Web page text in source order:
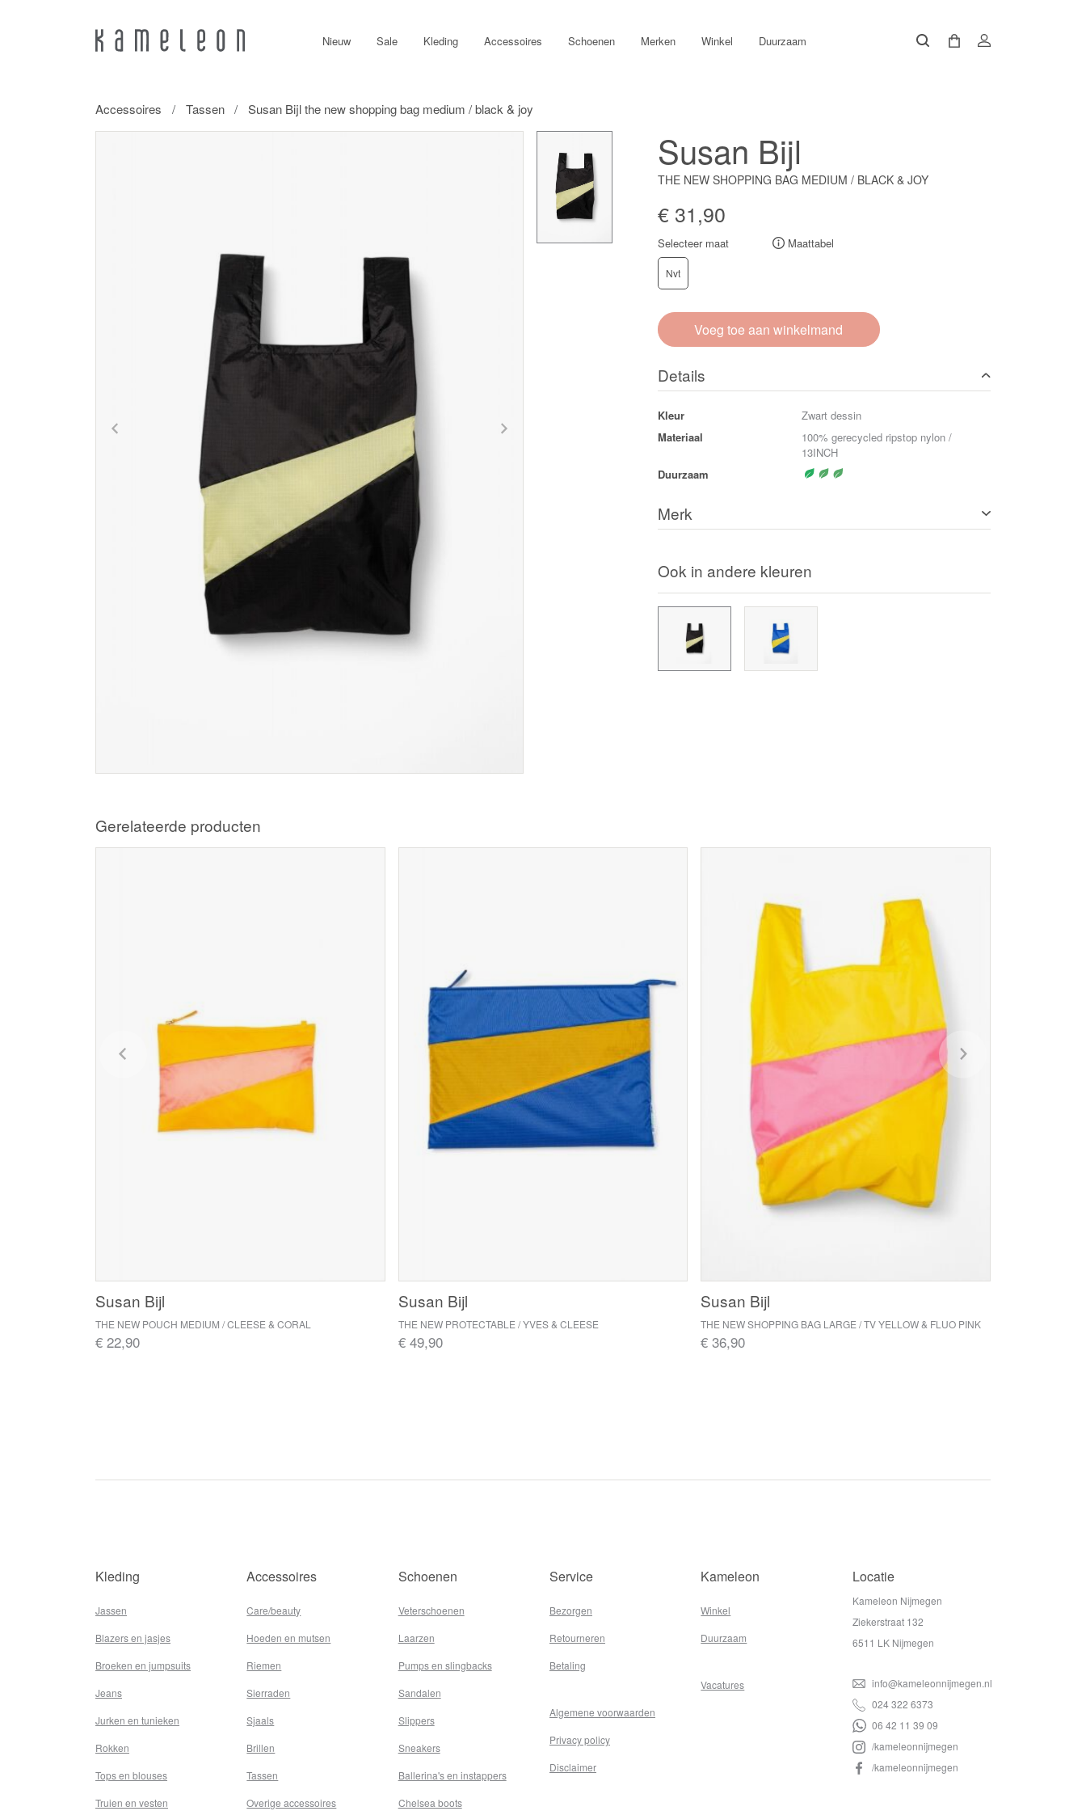
Nieuw Sale Kleding Accessoires Schoenen Merken Winkel Duurzaam
Accessoires Tassen Susan Bijl the new shopping bag medium / black & joy
Susan Bijl
THE NEW SHOPPING BAG MEDIUM / BLACK & JOY
€ 31,90
Selecteer maat Maattabel
Nvt
Voeg toe aan winkelmand
Details
Kleur
Zwart dessin
Materiaal
100% gerecycled ripstop nylon /
13INCH
Duurzaam
Merk
Ook in andere kleuren
Gerelateerde producten
Susan Bijl
THE NEW POUCH MEDIUM / CLEESE & CORAL
€ 22,90
Susan Bijl
THE NEW PROTECTABLE / YVES & CLEESE
€ 49,90
Susan Bijl
THE NEW SHOPPING BAG LARGE / TV YELLOW & FLUO PINK
€ 36,90
Kleding
Jassen
Blazers en jasjes
Broeken en jumpsuits
Jeans
Jurken en tunieken
Rokken
Tops en blouses
Truien en vesten
Accessoires
Care/beauty
Hoeden en mutsen
Riemen
Sierraden
Sjaals
Brillen
Tassen
Overige accessoires
Schoenen
Veterschoenen
Laarzen
Pumps en slingbacks
Sandalen
Slippers
Sneakers
Ballerina's en instappers
Chelsea boots
Service
Bezorgen
Retourneren
Betaling
Algemene voorwaarden
Privacy policy
Disclaimer
Kameleon
Winkel
Duurzaam
Vacatures
Locatie
Kameleon Nijmegen
Ziekerstraat 132
6511 LK Nijmegen
info@kameleonnijmegen.nl
024 322 6373
06 42 11 39 09
/kameleonnijmegen
/kameleonnijmegen